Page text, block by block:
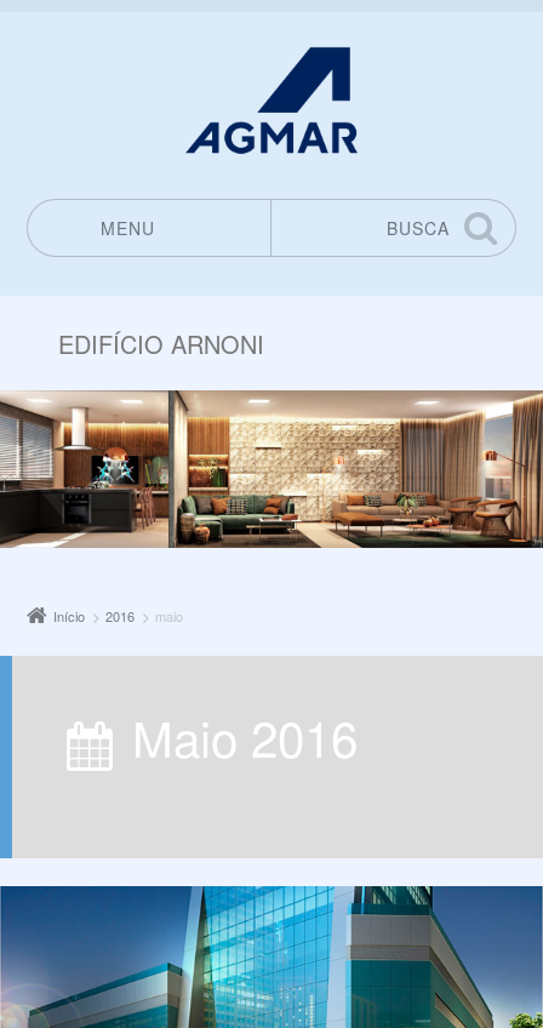
MENU
BUSCA
EDIFÍCIO ARNONI
Início 2016 maio
maio 2016